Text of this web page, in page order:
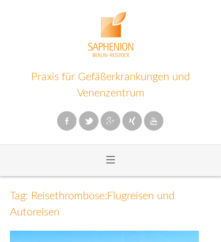
Praxis für Gefäßerkrankungen und
Venenzentrum
≡
Inhalt
Tag: Reisethrombose:Flugreisen und
Autoreisen